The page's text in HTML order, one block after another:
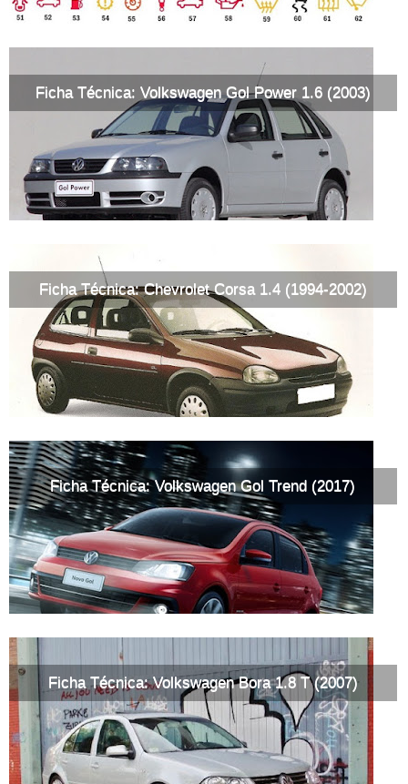
Ficha Técnica: Volkswagen Gol Power 1.6 (2003)
Ficha Técnica: Chevrolet Corsa 1.4 (1994-2002)
Ficha Técnica: Volkswagen Gol Trend (2017)
Ficha Técnica: Volkswagen Bora 1.8 T (2007)